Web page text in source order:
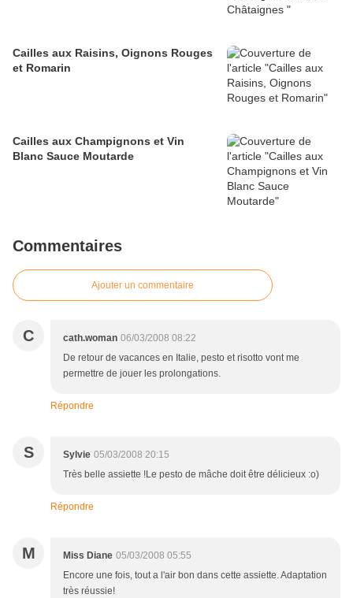
Cailles aux Raisins, Oignons Rouges
et Romarin
Cailles aux Champignons et Vin
Blanc Sauce Moutarde
Commentaires
Ajouter un commentaire
C cath.woman 06/03/2008 08:22
De retour de vacances en Italie, pesto et risotto vont me
permettre de jouer les prolongations.
Répondre
S Sylvie 05/03/2008 20:15
Très belle assiette !Le pesto de mâche doit être délicieux :o)
Répondre
M Miss Diane 05/03/2008 05:55
Encore une fois, tout a l'air bon dans cette assiette. Adaptation
très réussie!